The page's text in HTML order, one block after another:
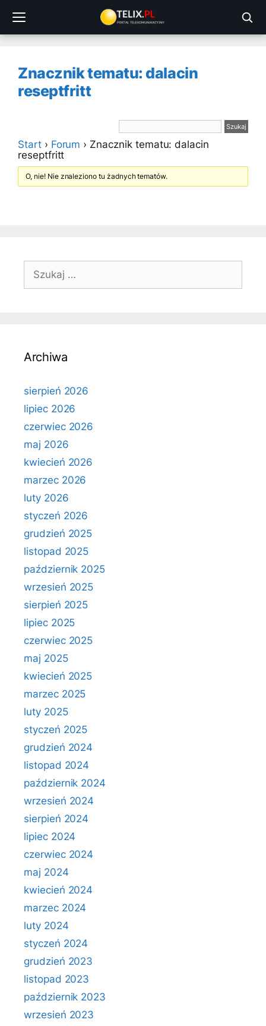
treści
Znacznik tematu: dalacin
reseptfritt
Start › Forum › Znacznik tematu: dalacin
reseptfritt
O, nie! Nie znaleziono tu żadnych tematów.
Szukaj:
Archiwa
sierpień 2026
lipiec 2026
czerwiec 2026
maj 2026
kwiecień 2026
marzec 2026
luty 2026
styczeń 2026
grudzień 2025
listopad 2025
październik 2025
wrzesień 2025
sierpień 2025
lipiec 2025
czerwiec 2025
maj 2025
kwiecień 2025
marzec 2025
luty 2025
styczeń 2025
grudzień 2024
listopad 2024
październik 2024
wrzesień 2024
sierpień 2024
lipiec 2024
czerwiec 2024
maj 2024
kwiecień 2024
marzec 2024
luty 2024
styczeń 2024
grudzień 2023
listopad 2023
październik 2023
wrzesień 2023